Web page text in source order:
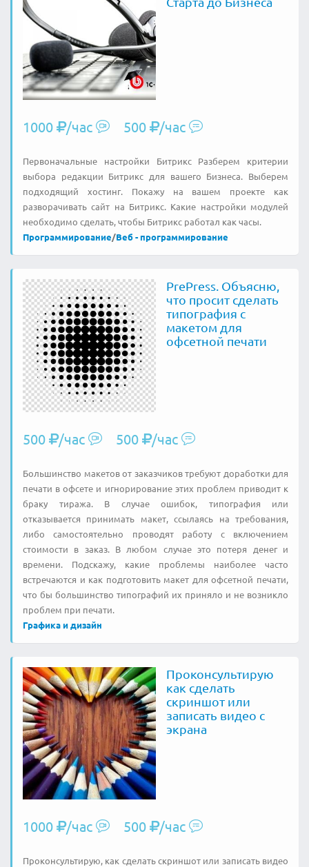
1000 /час 500 /час
Первоначальные настройки Битрикс Разберем критерии
выбора редакции Битрикс для вашего Бизнеса. Выберем
подходящий хостинг. Покажу на вашем проекте как
разворачивать сайт на Битрикс. Какие настройки модулей
необходимо сделать, чтобы Битрикс работал как часы.
Программирование/Веб - программирование
PrePress. Объясню,
что просит сделать
типография с
макетом для
офсетной печати
500 /час 500 /час
Большинство макетов от заказчиков требуют доработки для
печати в офсете и игнорирование этих проблем приводит к
браку тиража. В случае ошибок, типография или
отказывается принимать макет, ссылаясь на требования,
либо самостоятельно проводят работу с включением
стоимости в заказ. В любом случае это потеря денег и
времени. Подскажу, какие проблемы наиболее часто
встречаются и как подготовить макет для офсетной печати,
что бы большинство типографий их приняло и не возникло
проблем при печати.
Графика и дизайн
Проконсультирую
как сделать
скриншот или
записать видео с
экрана
1000 /час 500 /час
Проконсультирую, как сделать скриншот или записать видео